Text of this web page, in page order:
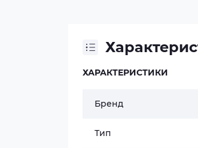
ХАРАКТЕРИСТИКИ
Бренд
Тип